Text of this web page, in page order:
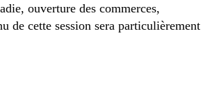
ouverture des commerces,
de cette session sera particulièrement